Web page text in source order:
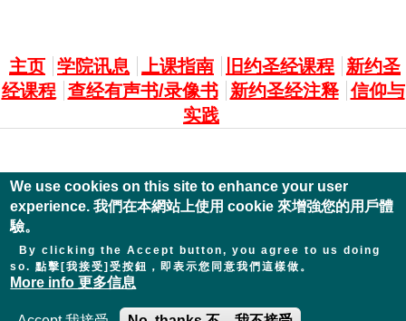
主選單
主页 学院讯息 上课指南 旧约圣经课程
新约圣
经课程
查经有声书/录像书 新约圣经注释 信仰与
实践
We use cookies on this site to enhance your user
experience. 我們在本網站上使用 cookie 來增強您的用戶體
驗。
By clicking the Accept button, you agree to us doing
so. 點擊[我接受]受按鈕，即表示您同意我們這樣做。
More info 更多信息